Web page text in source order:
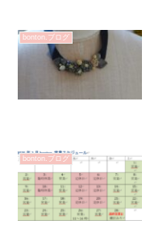
bonton.ブログ
bonton.ブログ